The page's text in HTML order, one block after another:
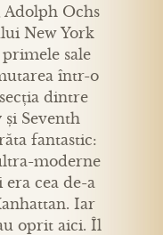
Ochs
New York
sale
într-o
dintre
și Seventh
fantastic:
moderne
cea de-a
Iar
oprit aici. Îl